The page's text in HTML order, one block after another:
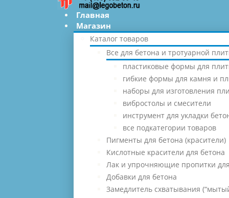
Главная
Магазин
Каталог товаров
Все для бетона и тротуарной
пластиковые формы для
гибкие формы для камня и
наборы для изготовления
вибростолы и смесители
инструмент для укладки
все подкатегории товаров
Пигменты для бетона (красители)
Кислотные красители для бетона
Лак и упрочняющие пропитки
Добавки для бетона
Замедлитель схватывания